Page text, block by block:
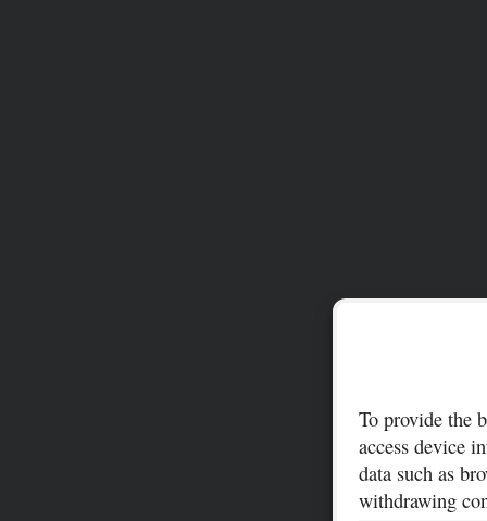
To provide the
access device
data such as
withdrawing